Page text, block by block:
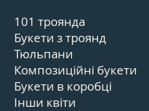
101 троянда
Букети з троянд
Тюльпани
Композиційні букети
Букети в коробці
Інши квіти